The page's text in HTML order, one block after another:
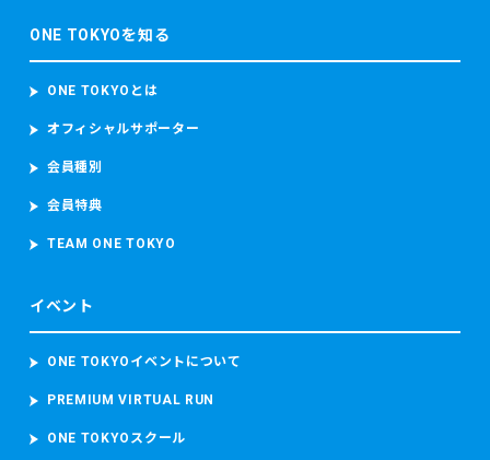
ONE TOKYOを知る
ONE TOKYOとは
オフィシャルサポーター
会員種別
会員特典
TEAM ONE TOKYO
イベント
ONE TOKYOイベントについて
PREMIUM VIRTUAL RUN
ONE TOKYOスクール